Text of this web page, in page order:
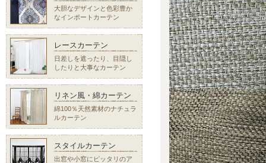
大胆なデザインと色彩豊か
なインポートカーテン
レースカーテン
日差しを遮ったり、目隠し
したりと大事なカーテン
リネン風・綿カーテン
綿100％天然素材のナチュラ
ルカーテン
スタイルカーテン
出窓や小窓にピッタリのア